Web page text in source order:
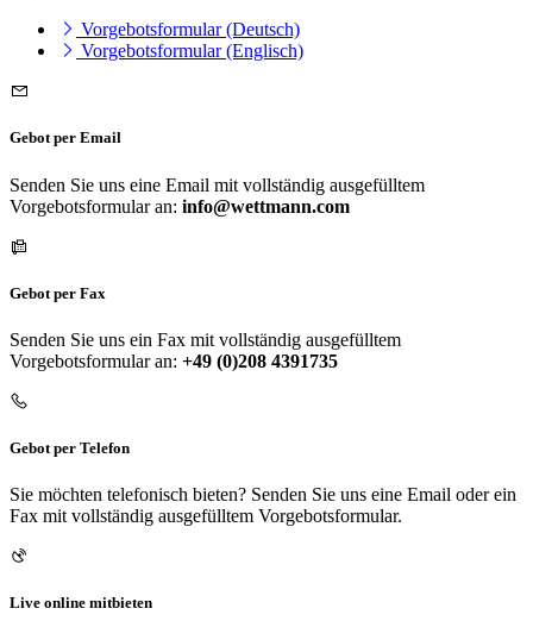
Vorgebotsformular (Deutsch)
Vorgebotsformular (Englisch)
Gebot per Email
Senden Sie uns eine Email mit vollständig ausgefülltem
Vorgebotsformular an: info@wettmann.com
Gebot per Fax
Senden Sie uns ein Fax mit vollständig ausgefülltem
Vorgebotsformular an: +49 (0)208 4391735
Gebot per Telefon
Sie möchten telefonisch bieten? Senden Sie uns eine Email oder ein
Fax mit vollständig ausgefülltem Vorgebotsformular.
Live online mitbieten